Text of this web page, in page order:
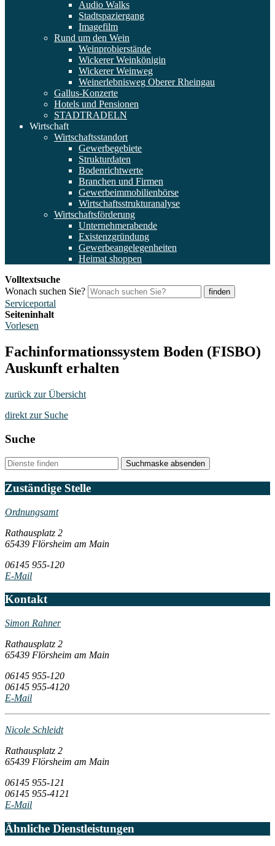
Audio Walks
Stadtspaziergang
Imagefilm
Rund um den Wein
Weinprobierstände
Wickerer Weinkönigin
Wickerer Weinweg
Weinerlebnisweg Oberer Rheingau
Gallus-Konzerte
Hotels und Pensionen
STADTRADELN
Wirtschaft
Wirtschaftsstandort
Gewerbegebiete
Strukturdaten
Bodenrichtwerte
Branchen und Firmen
Gewerbeimmobilienbörse
Wirtschaftsstrukturanalyse
Wirtschaftsförderung
Unternehmerabende
Existenzgründung
Gewerbeangelegenheiten
Heimat shoppen
Volltextsuche
Wonach suchen Sie?
finden
Serviceportal
Seiteninhalt
Vorlesen
Fachinformationssystem Boden (FISBO)
Auskunft erhalten
zurück zur Übersicht
direkt zur Suche
Suche
Suchmaske absenden
Zuständige Stelle
Ordnungsamt
Rathausplatz 2
65439 Flörsheim am Main
06145 955-120
E-Mail
Kontakt
Simon Rahner
Rathausplatz 2
65439 Flörsheim am Main
06145 955-120
06145 955-4120
E-Mail
Nicole Schleidt
Rathausplatz 2
65439 Flörsheim am Main
06145 955-121
06145 955-4121
E-Mail
Ähnliche Dienstleistungen